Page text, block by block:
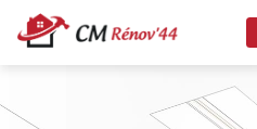
au
contenu
principal